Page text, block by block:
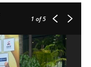
1 of 5